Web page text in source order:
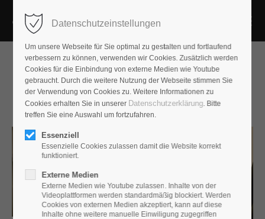
Audio Video Show in
Warschau 2024
Datenschutzeinstellungen
Um unsere Webseite für Sie optimal zu gestalten und fortlaufend
verbessern zu können, verwenden wir Cookies. Zusätzlich werden
Cookies für die Einbindung von externe Medien wie Youtube
gebraucht. Durch die weitere Nutzung der Webseite stimmen Sie
der Verwendung von Cookies zu. Weitere Informationen zu
Cookies erhalten Sie in unserer Datenschutzerklärung. Bitte
treffen Sie eine Auswahl um fortzufahren.
Essenziell
Essenzielle Cookies zulassen damit die Website korrekt
funktioniert.
Externe Medien
Externe Medien wie Youtube zulassen. Inhalte von der
Videoplattformen werden standardmäßig blockiert. Werden
Cookies von externen Medien akzeptiert, kann auf diese
Inhalte ohne weitere manuelle Einwiligung zugegriffen